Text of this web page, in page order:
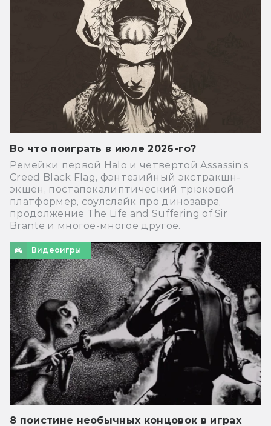
Во что поиграть в июле 2026-го?
Ремейки первой Halo и четвертой Assassin’s
Creed Black Flag, фэнтезийный экстракшн-
экшен, постапокалиптический трюковой
платформер, соулслайк про динозавра,
продолжение The Life and Suffering of Sir
Brante и многое-многое другое.
Видеоигры
8 поистине необычных концовок в играх